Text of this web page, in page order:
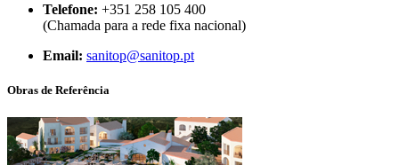
Telefone: +351 258 105 400
(Chamada para a rede fixa nacional)
Email: sanitop@sanitop.pt
Obras de Referência